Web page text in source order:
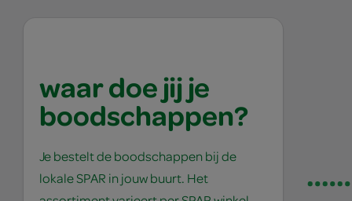
waar doe jij je
boodschappen?
Je bestelt de boodschappen bij de
lokale SPAR in jouw buurt. Het